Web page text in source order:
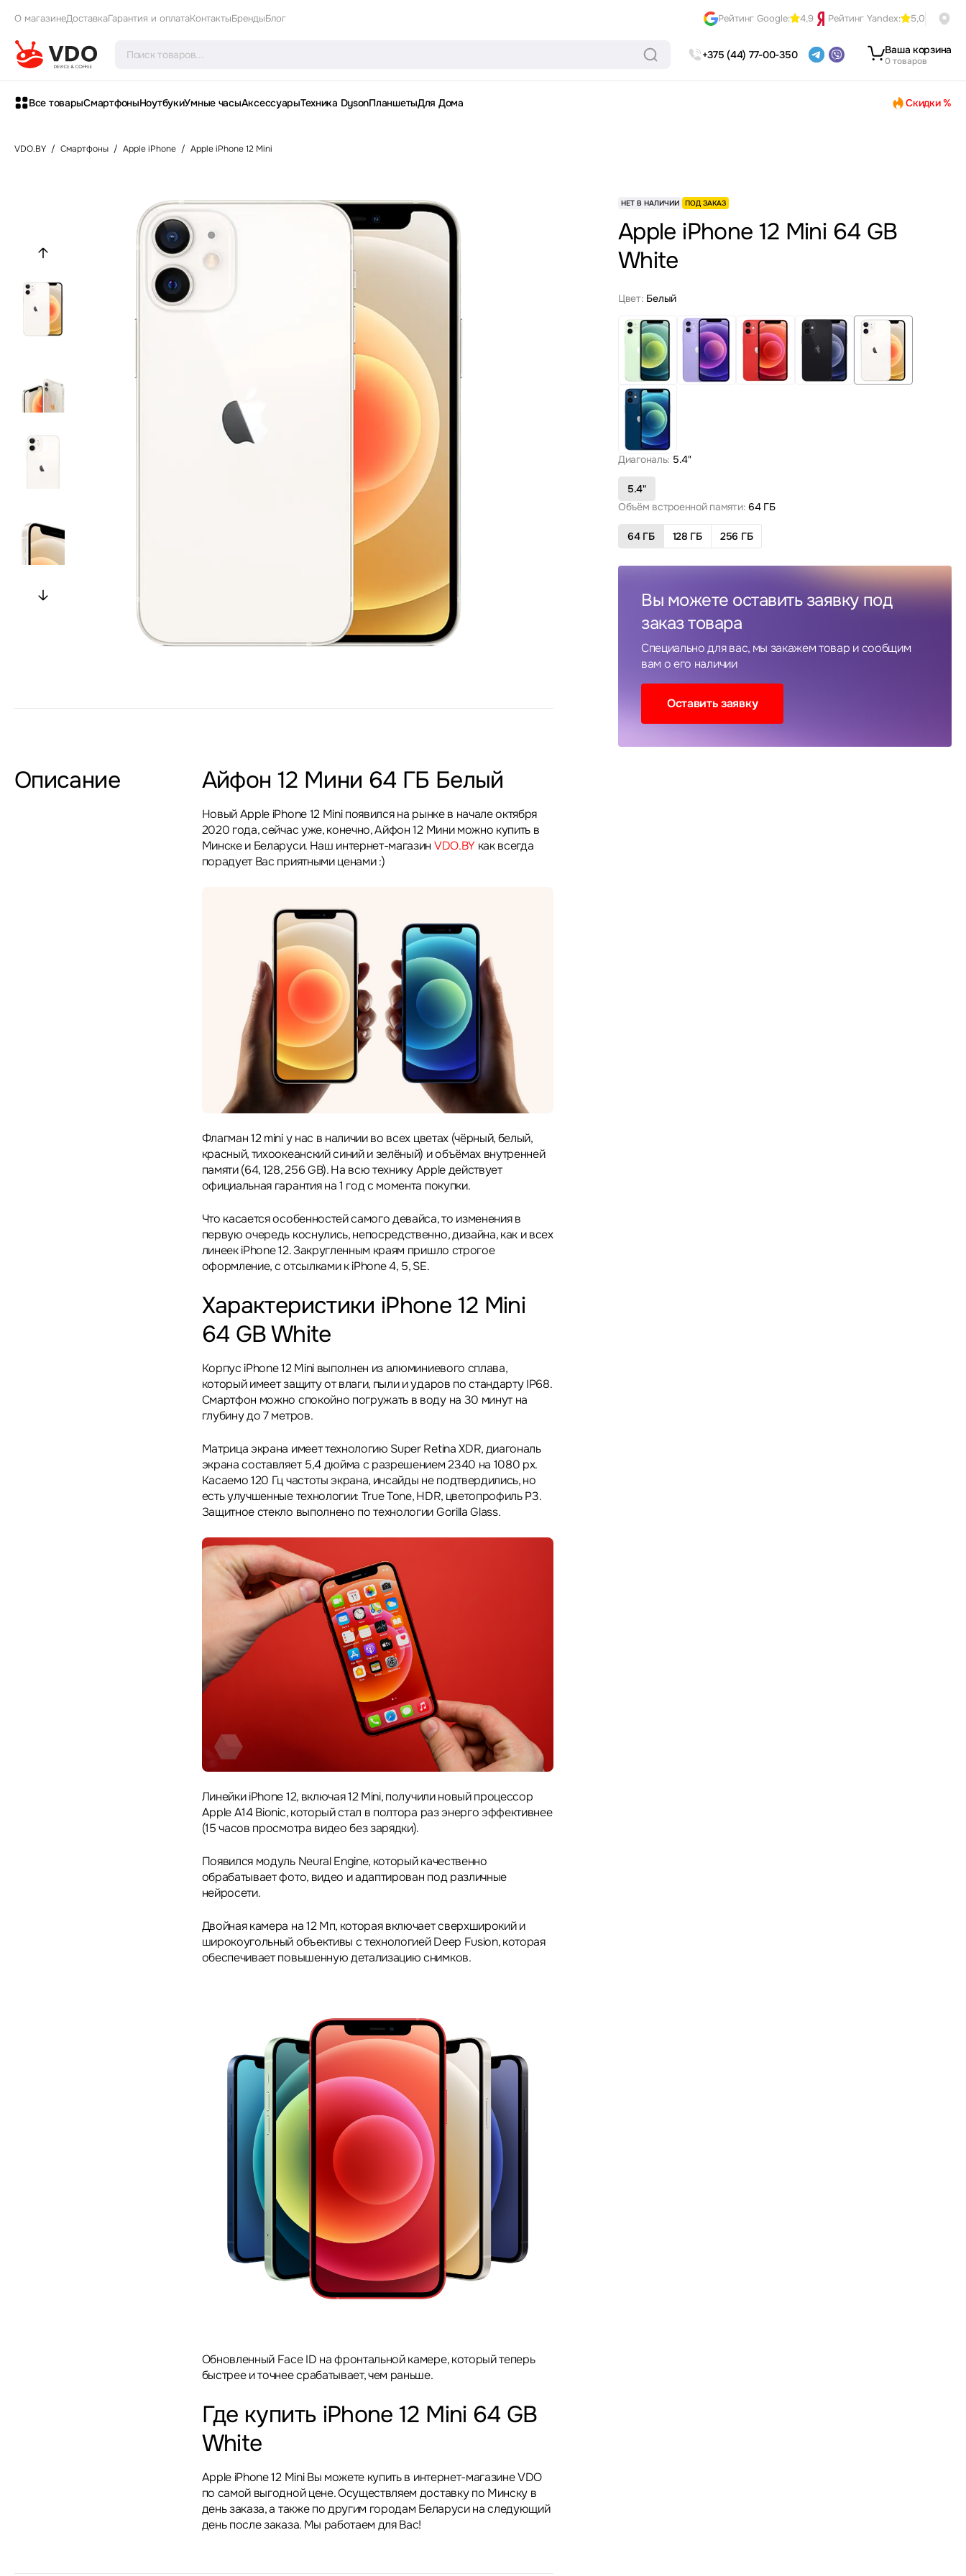
О магазинеДоставкаГарантия и оплатаКонтактыБрендыБлог Рейтинг Google: 4,9 Рейтинг Yandex: 5,0
+375 (44) 77-00-350 Ваша корзина
0 товаров
Все товарыСмартфоныНоутбукиУмные часыАксессуарыТехника DysonПланшетыДля Дома Скидки %
VDO.BY / Смартфоны / Apple iPhone / Apple iPhone 12 Mini
Описание Айфон 12 Мини 64 ГБ Белый
Новый Apple iPhone 12 Mini появился на рынке в начале октября
2020 года, сейчас уже, конечно, Айфон 12 Мини можно купить в
Минске и Беларуси. Наш интернет-магазин VDO.BYкак всегда
порадует Вас приятными ценами :)
Флагман 12 mini у нас в наличии во всех цветах (чёрный, белый,
красный, тихоокеанский синий и зелёный) и объёмах внутренней
памяти (64, 128, 256 GB). На всю технику Apple действует
официальная гарантия на 1 год с момента покупки.
Что касается особенностей самого девайса, то изменения в
первую очередь коснулись, непосредственно, дизайна, как и всех
линеек iPhone 12. Закругленным краям пришло строгое
оформление, с отсылками к iPhone 4, 5, SE.
Характеристики iPhone 12 Mini
64 GB White
Корпус iPhone 12 Mini выполнен из алюминиевого сплава,
который имеет защиту от влаги, пыли и ударов по стандарту IP68.
Смартфон можно спокойно погружать в воду на 30 минут на
глубину до 7 метров.
Матрица экрана имеет технологию Super Retina XDR, диагональ
экрана составляет 5,4 дюйма с разрешением 2340 на 1080 px.
Касаемо 120 Гц частоты экрана, инсайды не подтвердились, но
есть улучшенные технологии: True Tone, HDR, цветопрофиль P3.
Защитное стекло выполнено по технологии Gorilla Glass.
Линейки iPhone 12, включая 12 Mini, получили новый процессор
Apple A14 Bionic, который стал в полтора раз энерго эффективнее
(15 часов просмотра видео без зарядки).
Появился модуль Neural Engine, который качественно
обрабатывает фото, видео и адаптирован под различные
нейросети.
Двойная камера на 12 Мп, которая включает сверхширокий и
широкоугольный объективы с технологией Deep Fusion, которая
обеспечивает повышенную детализацию снимков.
Обновленный Face ID на фронтальной камере, который теперь
быстрее и точнее срабатывает, чем раньше.
Где купить iPhone 12 Mini 64 GB
White
Apple iPhone 12 Mini Вы можете купить в интернет-магазине VDO
по самой выгодной цене. Осуществляем доставку по Минску в
день заказа, а также по другим городам Беларуси на следующий
день после заказа. Мы работаем для Вас!
НЕТ В НАЛИЧИИ ПОД ЗАКАЗ
Apple iPhone 12 Mini 64 GB
White
Цвет: Белый
Диагональ: 5.4"
5.4"
Объём встроенной памяти: 64 ГБ
64 ГБ 128 ГБ 256 ГБ
Вы можете оставить заявку под
заказ товара
Специально для вас, мы закажем товар и сообщим
вам о его наличии
Оставить заявку